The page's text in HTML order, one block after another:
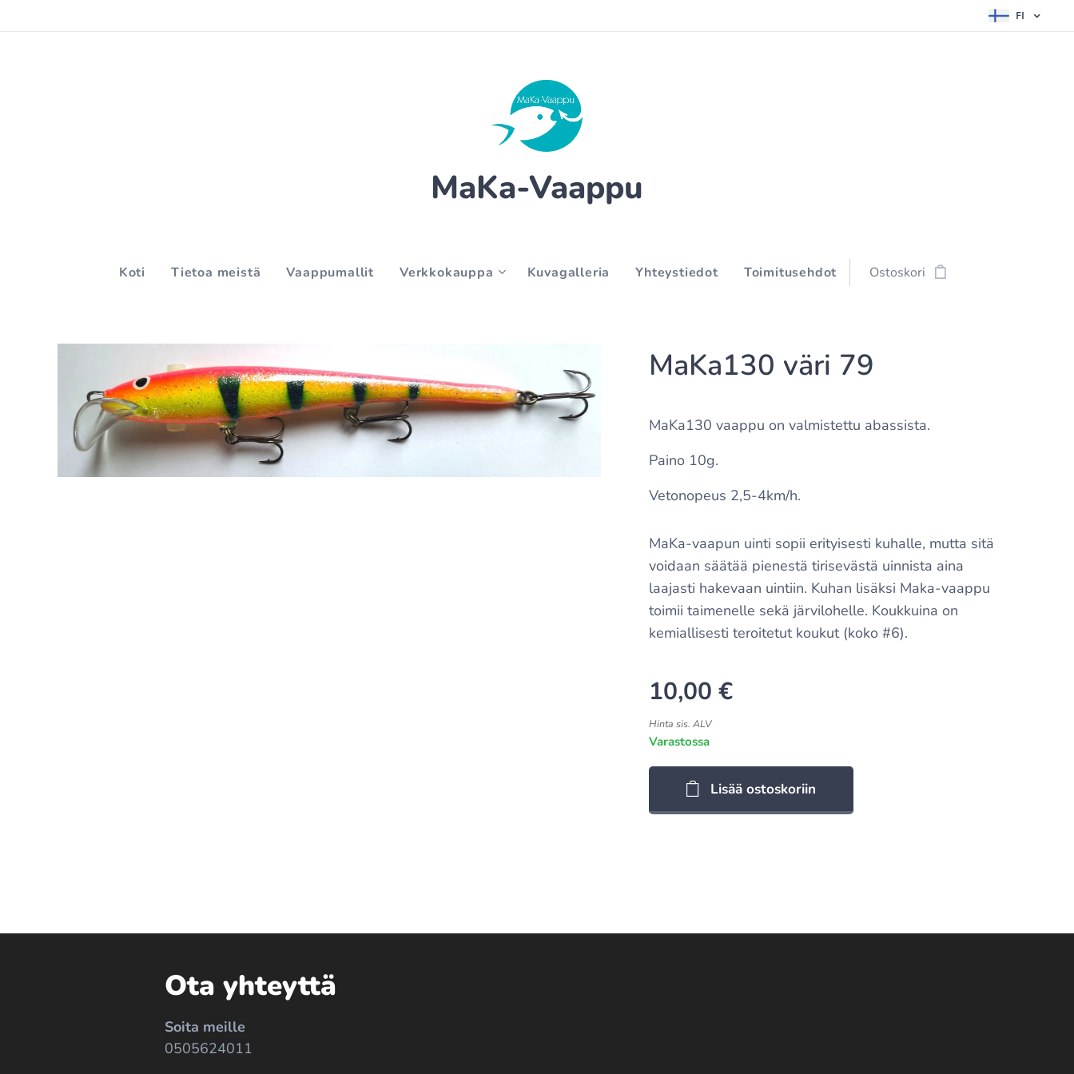
FI
MaKa-Vaappu
Koti Tietoa meistä Vaappumallit Verkkokauppa Kuvagalleria Yhteystiedot Toimitusehdot Ostoskori
MaKa130 väri 79
MaKa130 vaappu on valmistettu abassista.
Paino 10g.
Vetonopeus 2,5-4km/h.
MaKa-vaapun uinti sopii erityisesti kuhalle, mutta sitä
voidaan säätää pienestä tirisevästä uinnista aina
laajasti hakevaan uintiin. Kuhan lisäksi Maka-vaappu
toimii taimenelle sekä järvilohelle. Koukkuina on
kemiallisesti teroitetut koukut (koko #6).
10,00 €
Hinta sis. ALV
Varastossa
Lisää ostoskoriin
Ota yhteyttä
Soita meille
0505624011